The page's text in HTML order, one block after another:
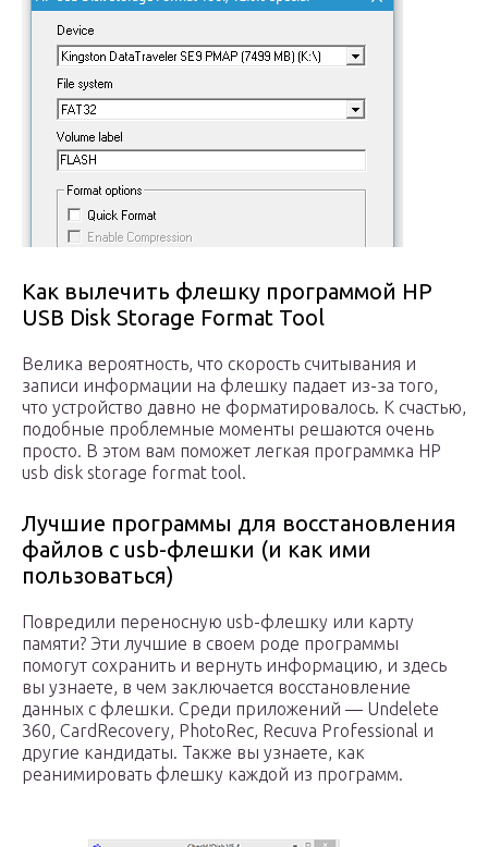
Как вылечить флешку программой HP
USB Disk Storage Format Tool
Велика вероятность, что скорость считывания и
записи информации на флешку падает из-за того,
что устройство давно не форматировалось. К счастью,
подобные проблемные моменты решаются очень
просто. В этом вам поможет легкая программка HP
usb disk storage format tool.
Лучшие программы для восстановления
файлов с usb-флешки (и как ими
пользоваться)
Повредили переносную usb-флешку или карту
памяти? Эти лучшие в своем роде программы
помогут сохранить и вернуть информацию, и здесь
вы узнаете, в чем заключается восстановление
данных с флешки. Среди приложений — Undelete
360, CardRecovery, PhotoRec, Recuva Professional и
другие кандидаты. Также вы узнаете, как
реанимировать флешку каждой из программ.